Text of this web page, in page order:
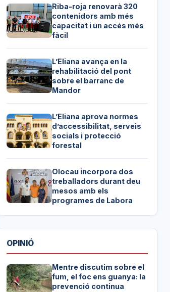
Riba-roja renovarà 320
contenidors amb més
capacitat i un accés més
fàcil
L’Eliana avança en la
rehabilitació del pont
sobre el barranc de
Mandor
L’Eliana aprova normes
d’accessibilitat, serveis
socials i protecció
forestal
Olocau incorpora dos
treballadors durant deu
mesos amb els
programes de Labora
OPINIÓ
Mentre discutim sobre el
fum, el foc ens guanya: la
prevenció continua